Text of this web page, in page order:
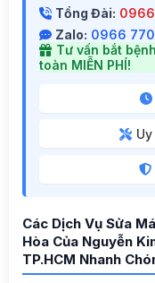
Tổng Đài:
Zalo: 0966
Tư vấn bắt
toàn MIỄN PHÍ!
Các Dịch Vụ Sửa
Hòa Của Nguyễn
TP.HCM Nhanh